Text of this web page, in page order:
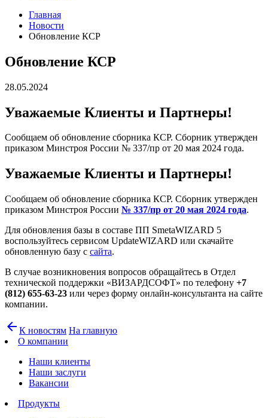
Главная
Новости
Обновление КСР
Обновление КСР
28.05.2024
Уважаемые Клиенты и Партнеры!
Сообщаем об обновление сборника КСР. Сборник утвержден
приказом Минстроя России № 337/пр от 20 мая 2024 года.
Уважаемые Клиенты и Партнеры!
Сообщаем об обновление сборника КСР. Сборник утвержден
приказом Минстроя России № 337/пр от 20 мая 2024 года.
Для обновления базы в составе ПП SmetaWIZARD 5
воспользуйтесь сервисом UpdateWIZARD или скачайте
обновленную базу с сайта.
В случае возникновения вопросов обращайтесь в Отдел
технической поддержки «ВИЗАРДСОФТ» по телефону +7
(812) 655-63-23 или через форму онлайн-консультанта на сайте
компании.
arrow_back К новостям На главную
О компании
Наши клиенты
Наши заслуги
Вакансии
Продукты